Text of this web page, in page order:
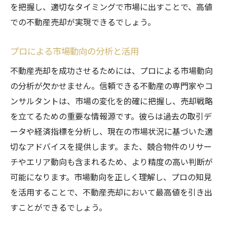
を把握し、適切なタイミングで市場に出すことで、高値
での不動産売却が実現できるでしょう。
プロによる市場動向の分析と活用
不動産売却を成功させるためには、プロによる市場動向
の分析が欠かせません。信頼できる不動産の専門家やコ
ンサルタントは、市場の変化を的確に把握し、売却戦略
を立てるための重要な情報源です。彼らは過去の取引デ
ータや経済指標を分析し、現在の市場状況に基づいた適
切なアドバイスを提供します。また、競合物件のリサー
チやエリア動向も含まれるため、より精度の高い判断が
可能になります。市場動向を正しく理解し、プロの知見
を活用することで、不動産売却において最高値を引き出
すことができるでしょう。